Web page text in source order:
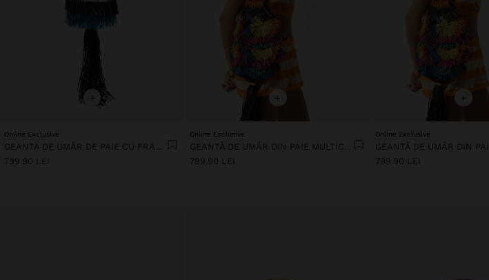
+
Online Exclusive
799.90 LEI
+
Online Exclusive
799.90 LEI
+
Online Exclusive
799.90 LEI